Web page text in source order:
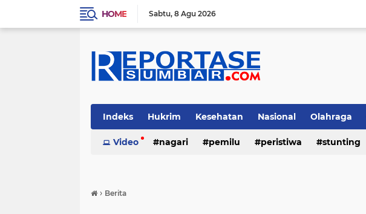
HOME Sabtu 8 Agu 2026
Indeks Hukrim Kesehatan Nasional Olahraga
Video nagari pemilu peristiwa stunting
› Berita